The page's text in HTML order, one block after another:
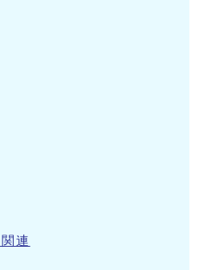
連